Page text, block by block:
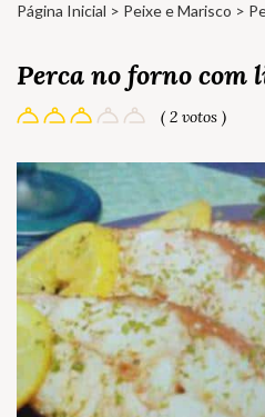
Página Inicial > Peixe e Marisco >
Perca no forno com
( 2 votos )